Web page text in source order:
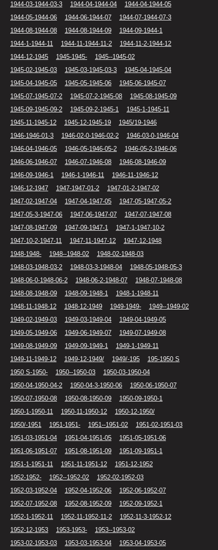
1944-03-1944-03-3
1944-04-1944-04
1944-04-1944-05
1944-05-1944-06
1944-06-1944-07
1944-07-1944-07-3
1944-08-1944-08
1944-08-1944-09
1944-09-1944-1
1944-1-1944-11
1944-11-1944-11-2
1944-11-2-1944-12
1944-12-1945
1945-1945-
1945--1945-02
1945-02-1945-03
1945-03-1945-03-3
1945-04-1945-04
1945-04-1945-05
1945-05-1945-06
1945-06-1945-07
1945-07-1945-07-2
1945-07-2-1945-08
1945-08-1945-09
1945-09-1945-09-2
1945-09-2-1945-1
1945-1-1945-11
1945-11-1945-12
1945-12-1945-19
1945/19-1946
1946-1946-01-3
1946-02-0-1946-02-2
1946-03-0-1946-04
1946-04-1946-05
1946-05-1946-05-2
1946-05-2-1946-06
1946-06-1946-07
1946-07-1946-08
1946-08-1946-09
1946-09-1946-1
1946-1-1946-11
1946-11-1946-12
1946-12-1947
1947-1947-01-2
1947-01-2-1947-02
1947-02-1947-04
1947-04-1947-05
1947-05-1947-05-2
1947-05-3-1947-06
1947-06-1947-07
1947-07-1947-08
1947-08-1947-09
1947-09-1947-1
1947-1-1947-10-2
1947-10-2-1947-11
1947-11-1947-12
1947-12-1948
1948-1948-
1948--1948-02
1948-02-1948-03
1948-03-1948-03-2
1948-03-3-1948-04
1948-05-1948-05-3
1948-06-0-1948-06-2
1948-06-2-1948-07
1948-07-1948-08
1948-08-1948-09
1948-09-1948-1
1948-1-1948-11
1948-11-1948-12
1948-12-1949 1949-1949-
1949--1949-02
1949-02-1949-03
1949-03-1949-04
1949-04-1949-05
1949-05-1949-06
1949-06-1949-07
1949-07-1949-08
1949-08-1949-09
1949-09-1949-1
1949-1-1949-11
1949-11-1949-12
1949-12-1949/ 1949/-195
195-1950 S
1950 S-1950-
1950--1950-03
1950-03-1950-04
1950-04-1950-04-2
1950-04-3-1950-06
1950-06-1950-07
1950-07-1950-08
1950-08-1950-09
1950-09-1950-1
1950-1-1950-11
1950-11-1950-12
1950-12-1950/
1950/-1951
1951-1951- 1951--1951-02
1951-02-1951-03
1951-03-1951-04
1951-04-1951-05
1951-05-1951-06
1951-06-1951-07
1951-08-1951-09
1951-09-1951-1
1951-1-1951-11
1951-11-1951-12
1951-12-1952
1952-1952-
1952--1952-02
1952-02-1952-03
1952-03-1952-04
1952-04-1952-06
1952-06-1952-07
1952-07-1952-08
1952-08-1952-09
1952-09-1952-1
1952-1-1952-11
1952-11-1952-11-2
1952-11-3-1952-12
1952-12-1953
1953-1953-
1953--1953-02
1953-02-1953-03
1953-03-1953-04 1953-04-1953-05